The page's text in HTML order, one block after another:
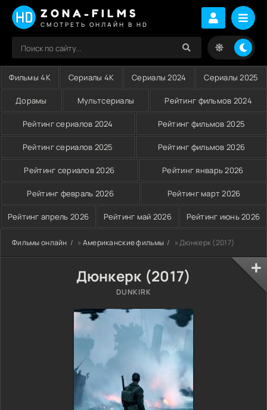
ZONA-FILMS
СМОТРЕТЬ ОНЛАЙН В HD
Фильмы 4K Сериалы 4K Сериалы 2024 Сериалы 2025
Дорамы Мультсериалы Рейтинг фильмов 2024
Рейтинг сериалов 2024 Рейтинг фильмов 2025
Рейтинг сериалов 2025 Рейтинг фильмов 2026
Рейтинг сериалов 2026 Рейтинг январь 2026
Рейтинг февраль 2026 Рейтинг март 2026
Рейтинг апрель 2026 Рейтинг май 2026 Рейтинг июнь 2026
Фильмы онлайн » Американские фильмы » Дюнкерк (2017)
Дюнкерк (2017)
DUNKIRK